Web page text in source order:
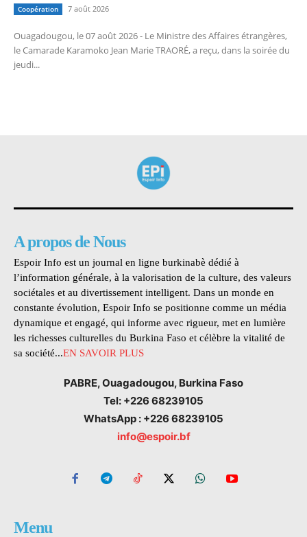
Coopération 7 août 2026
Ouagadougou, le 07 août 2026 - Le Ministre des Affaires étrangères,
le Camarade Karamoko Jean Marie TRAORÉ, a reçu, dans la soirée du
jeudi...
A propos de Nous
Espoir Info est un journal en ligne burkinabè dédié à
l’information générale, à la valorisation de la culture, des valeurs
sociétales et au divertissement intelligent. Dans un monde en
constante évolution, Espoir Info se positionne comme un média
dynamique et engagé, qui informe avec rigueur, met en lumière
les richesses culturelles du Burkina Faso et célèbre la vitalité de
sa société...EN SAVOIR PLUS
PABRE, Ouagadougou, Burkina Faso
Tel: +226 68239105
WhatsApp : +226 68239105
info@espoir.bf
Menu